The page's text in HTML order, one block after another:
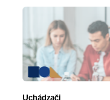
Uchádzači